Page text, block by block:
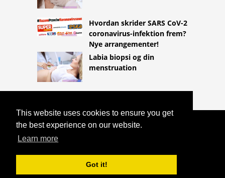
This website uses cookies to ensure you get
the best experience on our website.
Learn more
Got it!
Hvordan skrider SARS CoV-2
coronavirus-infektion frem?
Nye arrangementer!
Labia biopsi og din
menstruation
COPYRIGHT 2026
GASTROENTERITIS: HVAD SKAL MAN
SPISE?